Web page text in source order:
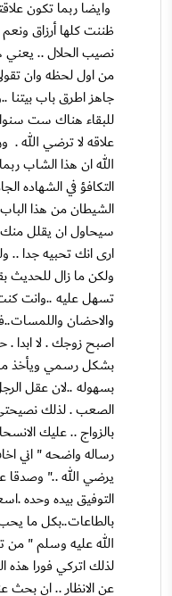
وايضا ربما تكون
ظننت كلها أرزاق
نصيب الحلال .. يعني
من اول لحظه وان
جاهز اطرق باب
للبقاء هناك ست
علاقه لا ترضي الله
الله ان هذا الشاب
التكافؤ في الشهاده
الشيطان من هذا
سيحاول ان يقلل
ارى انك تحبيه جدا ..
ولكن ما زال للحديث
تسهل عليه ..وانت
والاحضان
اصبح زوجك . لا
بشكل رسمي ويأخذ ما
بسهوله ..لان عقل
الصعب . لذلك
بالزواج .. عليك
رساله واضحه " اني
يرضي الله .." وصدقا
التوفيق بيده وحده
بالطاعات..بكل ما
الله عليه وسلم " من
لذلك اتركي فورا
عن الانظار .. ان